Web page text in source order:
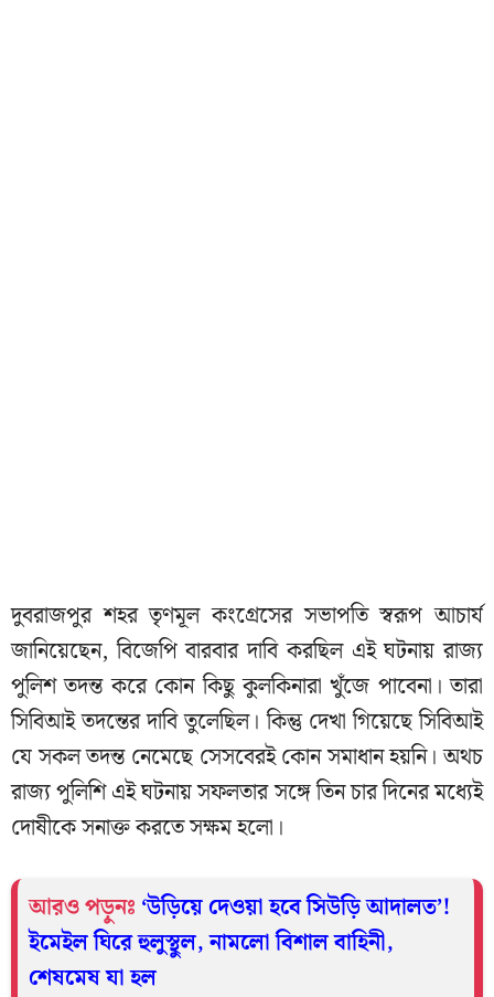
দুবরাজপুর শহর তৃণমূল কংগ্রেসের সভাপতি স্বরূপ আচার্য
জানিয়েছেন, বিজেপি বারবার দাবি করছিল এই ঘটনায় রাজ্য
পুলিশ তদন্ত করে কোন কিছু কুলকিনারা খুঁজে পাবেনা। তারা
সিবিআই তদন্তের দাবি তুলেছিল। কিন্তু দেখা গিয়েছে সিবিআই
যে সকল তদন্ত নেমেছে সেসবেরই কোন সমাধান হয়নি। অথচ
রাজ্য পুলিশি এই ঘটনায় সফলতার সঙ্গে তিন চার দিনের মধ্যেই
দোষীকে সনাক্ত করতে সক্ষম হলো।
আরও পড়ুনঃ ‘উড়িয়ে দেওয়া হবে সিউড়ি আদালত’!
ইমেইল ঘিরে হুলুস্থুল, নামলো বিশাল বাহিনী,
শেষমেষ যা হল